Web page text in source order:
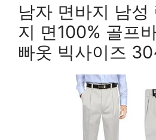
남자 면바지 남성
지 면100% 골프
빠옷 빅사이즈